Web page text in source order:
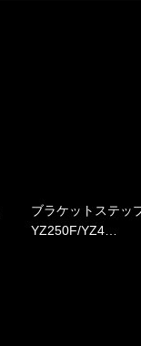
ブラケットステッ
YZ250F/YZ4…